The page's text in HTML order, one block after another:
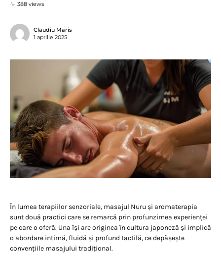
388 views
Claudiu Maris
1 aprilie 2025
În lumea terapiilor senzoriale, masajul Nuru și aromaterapia
sunt două practici care se remarcă prin profunzimea experienței
pe care o oferă. Una își are originea în cultura japoneză și implică
o abordare intimă, fluidă și profund tactilă, ce depășește
convențiile masajului tradițional.